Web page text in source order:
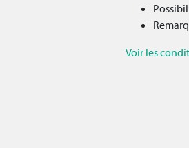
Voir les